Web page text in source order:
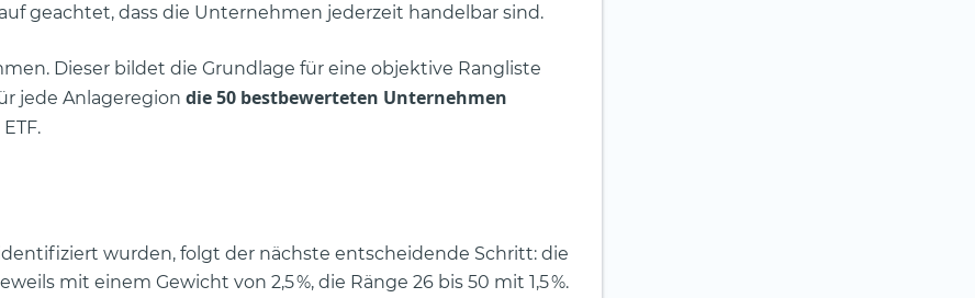
geachtet, dass die Unternehmen jederzeit handelbar sind.
Dieser bildet die Grundlage für eine objektive Rangliste
jede Anlageregion die 50 bestbewerteten Unternehmen
wurden, folgt der nächste entscheidende Schritt: die
mit einem Gewicht von 2,5 %, die Ränge 26 bis 50 mit 1,5 %.